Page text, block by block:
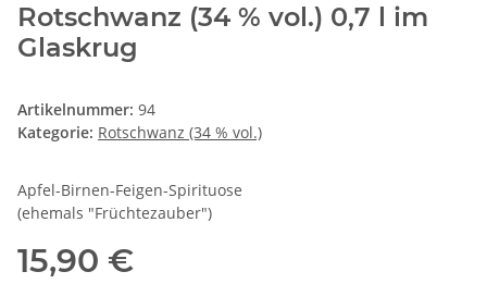
Rotschwanz (34 % vol.) 0,7 l im
Glaskrug
Artikelnummer: 94
Kategorie: Rotschwanz (34 % vol.)
Apfel-Birnen-Feigen-Spirituose
(ehemals "Früchtezauber")
15,90 €